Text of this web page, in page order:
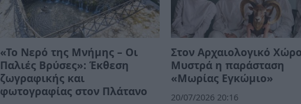
«Το Νερό της Μνήμης – Οι
Παλιές Βρύσες»: Έκθεση
ζωγραφικής και
φωτογραφίας στον Πλάτανο
Στον Αρχαιολογικό
Μυστρά η παράσταση
«Μωρίας Εγκώμιο»
20/07/2026 20:16